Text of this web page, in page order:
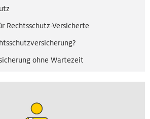
Rechtsschutz-Versicherte
ohne Wartezeit